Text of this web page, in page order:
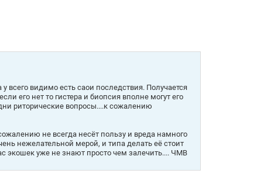
видимо есть саои последствия. Получается
его нет то гистера и биопсия вполне могут его
риторические вопросы....к сожалению
не всегда несёт пользу и вреда намного
нежелательной мерой, и типа делать её стоит
экошек уже не знают просто чем залечить.... ЧМВ